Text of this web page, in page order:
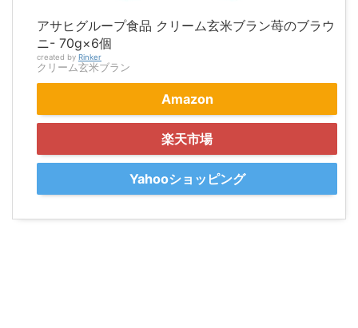
アサヒグループ食品 クリーム玄米ブラン苺のブラウ
ニ- 70g×6個
created by Rinker
クリーム玄米ブラン
Amazon
楽天市場
Yahooショッピング